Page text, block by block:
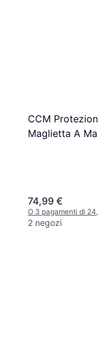
CCM
Maglietta A
74,99 €
O 3 pagamenti di
2 negozi